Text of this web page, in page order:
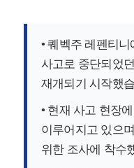
• 퀘벡주 레펜티
사고로 중단되었
재개되기 시작했
• 현재 사고 현장
이루어지고 있으
위한 조사에 착수